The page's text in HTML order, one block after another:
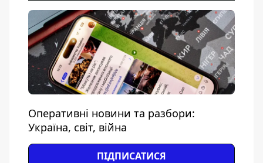
Оперативні новини та разбори:
Україна, світ, війна
ПІДПИСАТИСЯ